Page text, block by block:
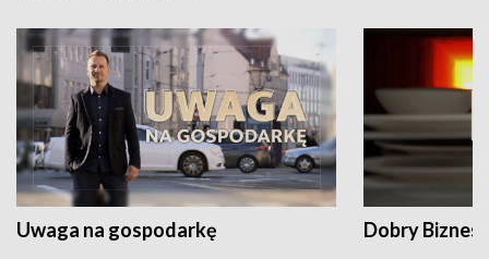
Uwaga na gospodarkę Dobry Biznes